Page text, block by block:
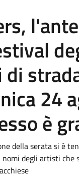
24
è
della serata si è
nomi degli artisti che